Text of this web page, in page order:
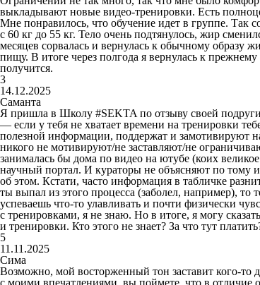
выкладывают новые видео-тренировки. Есть
Мне понравилось, что обучение идет в группе. Так
с 60 кг до 55 кг. Тело очень подтянулось, жир
месяцев сорвалась и вернулась к обычному образу
пищу. В итоге через полгода я вернулась к
получится.
3
14.12.2025
Саманта
Я пришла в Школу #SEKTA по отзыву своей подруги.
— если у тебя не хватает времени на тренировки
полезной информации, поддержат и замотивируют
никого не мотивируют/не заставляют/не
занималась бы дома по видео на ютубе (коих
научный портал. И кураторы не объясняют по тому
об этом. Кстати, часто информация в табличке
ты выпал из этого процесса (заболел, например), то
успеваешь что-то улавливать и почти физически
с тренировками, я не знаю. Но в итоге, я могу
и тренировки. Кто этого не знает? За что тут
5
11.11.2025
Сима
Возможно, мой восторженный тон заставит кого-то
с моими впечатлениями, вы поймете, что в отличие